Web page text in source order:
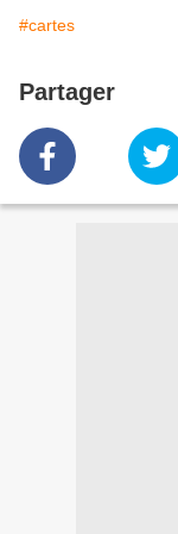
#cartes
Partager